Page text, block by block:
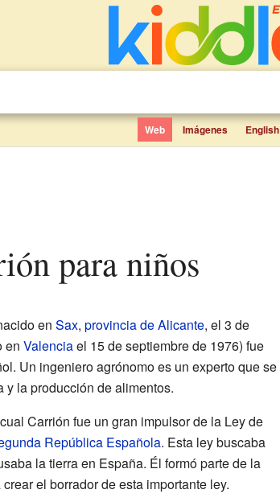
Web Imágenes English
para niños
en Sax, provincia de Alicante, el 3 de
en Valenciael 15 de septiembre de 1976) fue
Un ingeniero agrónomo es un experto que se
la producción de alimentos.
Carrión fue un gran impulsor de la Ley de
República Española. Esta ley buscaba
la tierra en España. Él formó parte de la
el borrador de esta importante ley.